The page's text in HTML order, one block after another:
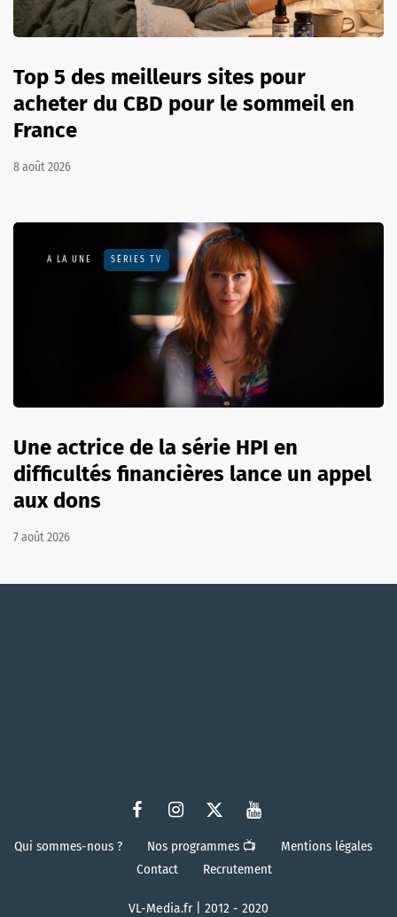
Top 5 des meilleurs sites pour
acheter du CBD pour le sommeil en
France
8 août 2026
A LA UNE SÉRIES TV
Une actrice de la série HPI en
difficultés financières lance un appel
aux dons
7 août 2026
Qui sommes-nous ? Nos programmes 📺
Mentions légales
Contact
Recrutement
VL-Media.fr | 2012 - 2020